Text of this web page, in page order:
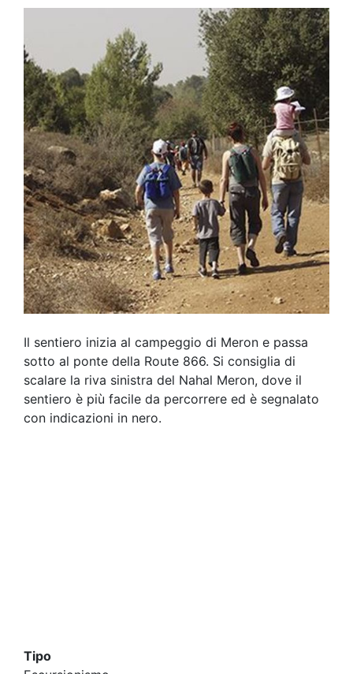
Il sentiero inizia al campeggio di Meron e passa
sotto al ponte della Route 866. Si consiglia di
scalare la riva sinistra del Nahal Meron, dove il
sentiero è più facile da percorrere ed è segnalato
con indicazioni in nero.
Tipo